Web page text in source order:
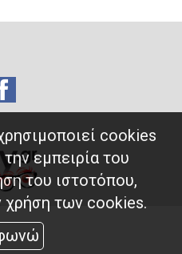
cookies
εμπειρία του
του ιστοτόπου,
χρήση των cookies.